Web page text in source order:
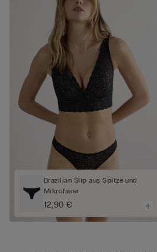
Brazilian Slip aus Spitze und
Mikrofaser
12,90 €